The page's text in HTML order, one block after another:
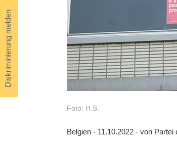
Diskriminierung melden
Foto: H.S.
Belgien - 11.10.2022 - von